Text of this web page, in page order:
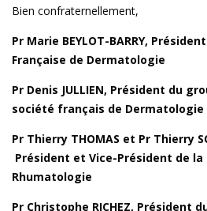
Bien confraternellement,
Pr Marie BEYLOT-BARRY,
Française de Dermatologie
Pr Denis JULLIEN, Président du
société français de Dermatologie
Pr Thierry THOMAS et Pr Thierry
Président et Vice-Président de la
Rhumatologie
Pr Christophe RICHEZ, Président